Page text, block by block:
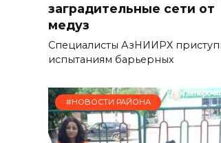
заградительные сети от
медуз
Специалисты АзНИИРХ
испытаниям барьерных
#НОВОСТИ РАЙОНА